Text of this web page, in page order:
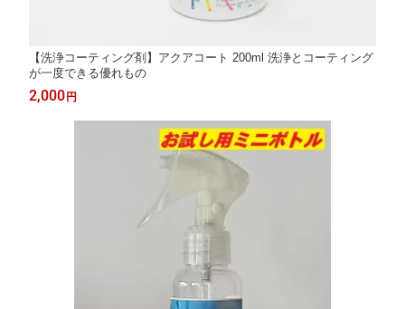
【洗浄コーティング剤】アクアコート 200ml 洗浄とコーティング
が一度できる優れもの
2,000 円